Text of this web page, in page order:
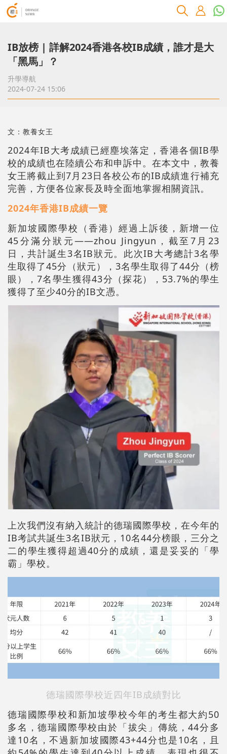
IB放榜 | 詳解2024香港各校IB成績，誰才是大
「黑馬」？
升學導航
2024-07-24 15:06
文：教養女王
2024年IB大考成績已經塵埃落定，香港各個IB學
校的成績也在陸續公布和申訴中。在本文中，教養
女王將截止到7月23日各校公布的IB成績進行補充
完善，方便各位家長及時全面地掌握相關資訊。
2024年香港IB成績一覽
新加坡國際學校（香港）經過上訴後，新增一位
45分滿分狀元——zhou Jingyun，截至7月23
日，共計誕生3名IB狀元。此次IB大考總計3名學
生取得了45分（狀元），3名學生取得了44分（榜
眼），7名學生獲得43分（探花），53.7%的學生
獲得了至少40分的IB文憑。
上次我們沒有納入統計的德瑞國際學校，在今年的
IB考試共誕生3名IB狀元，10名44分榜眼，三分之
二的學生獲得超過40分的成績，還是妥妥的「學
霸」學校。
德瑞國際學校近四年IB成績對比
德瑞國際學校和新加坡學校今年的考生都大約50
多名，德瑞國際學校由於「拔尖」傳統，44分多
達10名，不過新加坡國際43+44分也是10名，且